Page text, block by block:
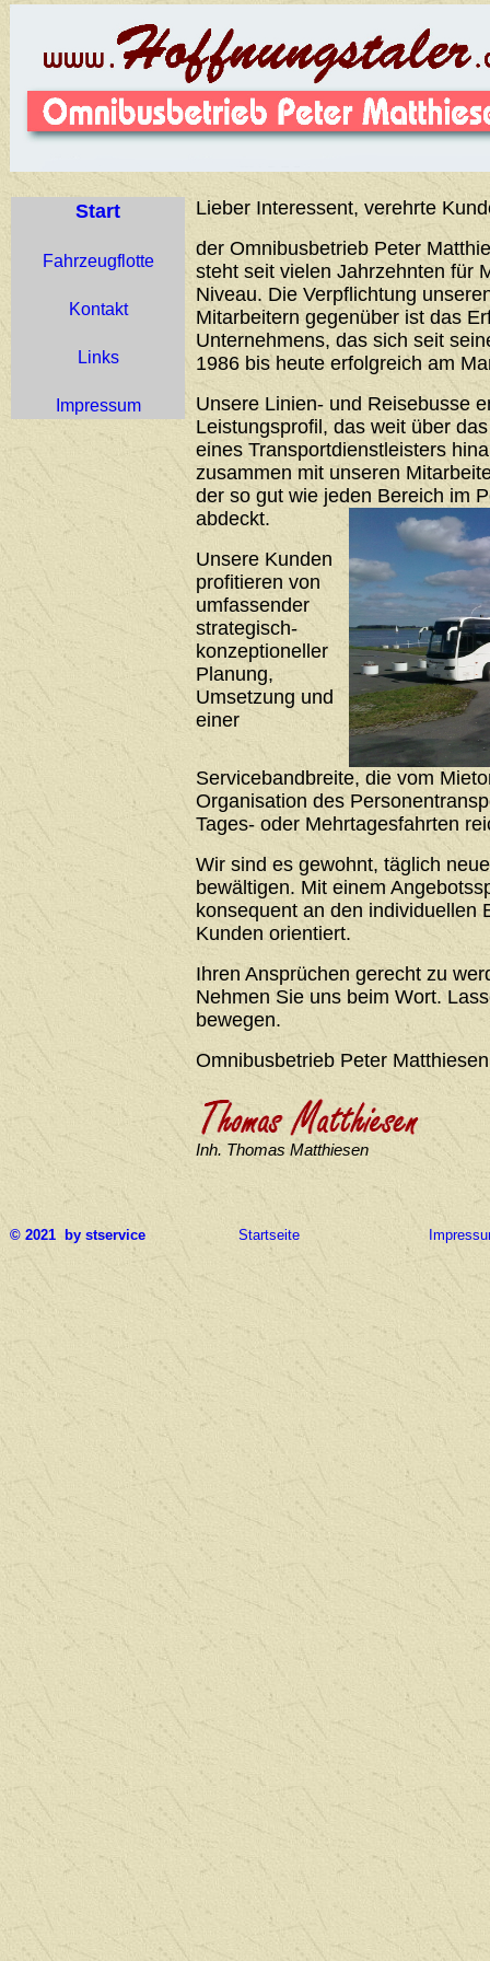
Start
Fahrzeugflotte
Kontakt
Links
Impressum
Lieber Interessent, verehrte
der Omnibusbetrieb Peter
steht seit vielen Jahrzehnten für
Niveau. Die Verpflichtung
Mitarbeitern gegenüber ist das
Unternehmens, das sich seit
1986 bis heute erfolgreich am
Unsere Linien- und Reisebusse
Leistungsprofil, das weit über
eines Transportdienstleisters
zusammen mit unseren
der so gut wie jeden Bereich im
abdeckt.
Unsere Kunden
profitieren von
umfassender
strategisch-
konzeptioneller
Planung,
Umsetzung und
einer
Servicebandbreite, die vom
Organisation des
Tages- oder Mehrtagesfahrten
Wir sind es gewohnt, täglich
bewältigen. Mit einem
konsequent an den individuellen
Kunden orientiert.
Ihren Ansprüchen gerecht zu
Nehmen Sie uns beim Wort.
bewegen.
Omnibusbetrieb Peter Matthiesen
Inh. Thomas Matthiesen
© 2021 by stservice Startseite